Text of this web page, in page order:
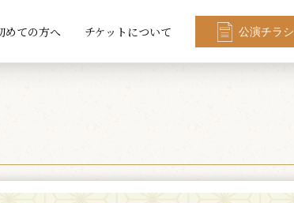
めての方へ チケットについて 公演チラシ